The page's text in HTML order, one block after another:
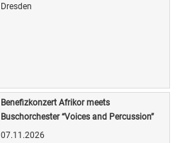
Dresden
Benefizkonzert Afrikor meets
Buschorchester “Voices and Percussion”
07.11.2026